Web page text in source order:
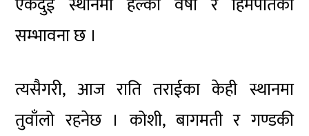
सम्भावना छ ।
त्यसैगरी, आज राति तराईका केही स्थानमा
तुवाँलो रहनेछ । कोशी, बागमती र गण्डकी